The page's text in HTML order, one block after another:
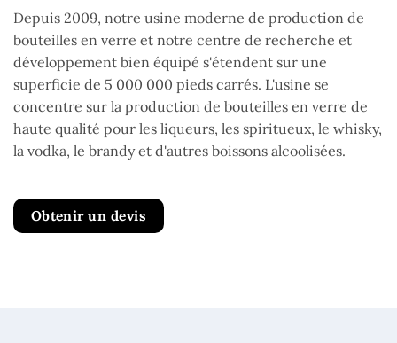
Depuis 2009, notre usine moderne de production de
bouteilles en verre et notre centre de recherche et
développement bien équipé s'étendent sur une
superficie de 5 000 000 pieds carrés. L'usine se
concentre sur la production de bouteilles en verre de
haute qualité pour les liqueurs, les spiritueux, le whisky,
la vodka, le brandy et d'autres boissons alcoolisées.
Obtenir un devis